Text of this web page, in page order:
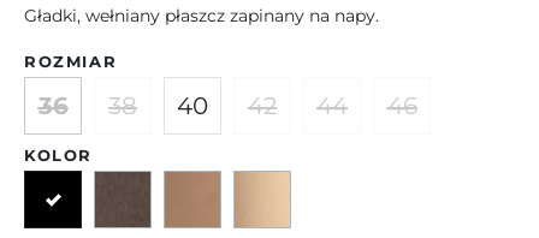
Gładki, wełniany płaszcz zapinany na napy.
ROZMIAR
36 38 40 42 44 46
KOLOR